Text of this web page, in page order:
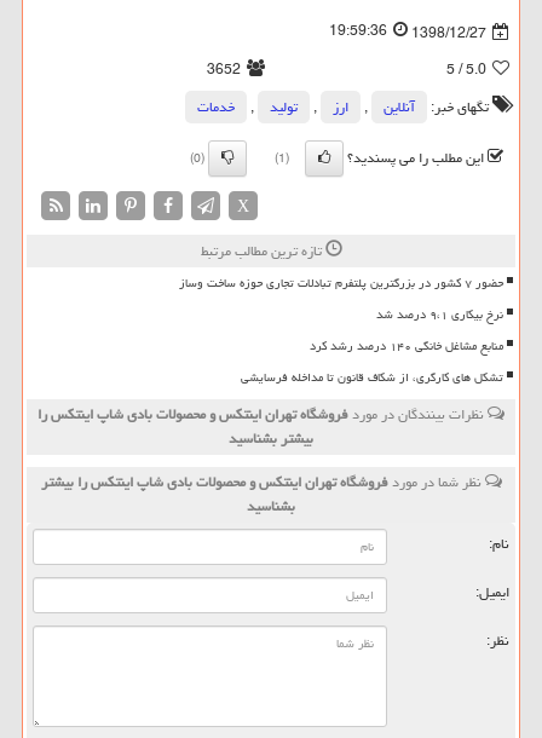
1398/12/27
19:59:36
5.0
/ 5
3652
تگهای خبر:
آنلاین , ارز , تولید ,
خدمات
این مطلب را می پسندید؟
(1)
(0)
X
تازه ترین مطالب مرتبط
حضور ۷ کشور در بزرگترین پلتفرم تبادلات تجاری حوزه ساخت وساز
نرخ بیکاری ۹،۱ درصد شد
منابع مشاغل خانگی ۱۴۰ درصد رشد کرد
تشکل های کارگری، از شکاف قانون تا مداخله فرسایشی
نظرات بینندگان در موردفروشگاه تهران اینتكس و محصولات بادی شاپ اینتكس را
بیشتر بشناسید
نظر شما در موردفروشگاه تهران اینتكس و محصولات بادی شاپ اینتكس را بیشتر
بشناسید
نام:
ایمیل:
نظر: